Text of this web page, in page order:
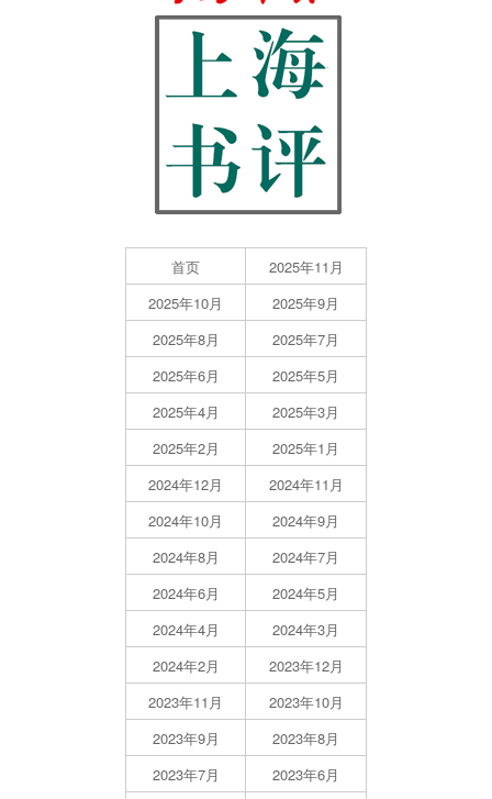
首页
2025年11月
2025年10月
2025年9月
2025年8月
2025年7月
2025年6月
2025年5月
2025年4月
2025年3月
2025年2月
2025年1月
2024年12月
2024年11月
2024年10月
2024年9月
2024年8月
2024年7月
2024年6月
2024年5月
2024年4月
2024年3月
2024年2月
2023年12月
2023年11月
2023年10月
2023年9月
2023年8月
2023年7月
2023年6月